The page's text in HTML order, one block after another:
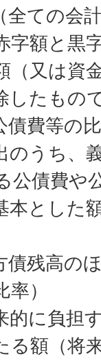
全ての会
字額と黒
（又は資
したもの
債費等の
のうち、
公債費や
本とした
債残高の
）
的に負担
る額（将